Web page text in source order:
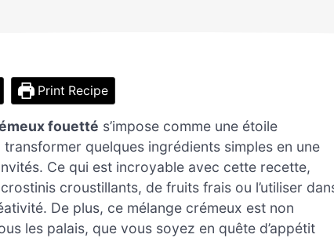
Print Recipe
fouetté s’impose comme une étoile
quelques ingrédients simples en une
Ce qui est incroyable avec cette recette,
croustillants, de fruits frais ou l’utiliser
De plus, ce mélange crémeux est non
les palais, que vous soyez en quête d’appétit